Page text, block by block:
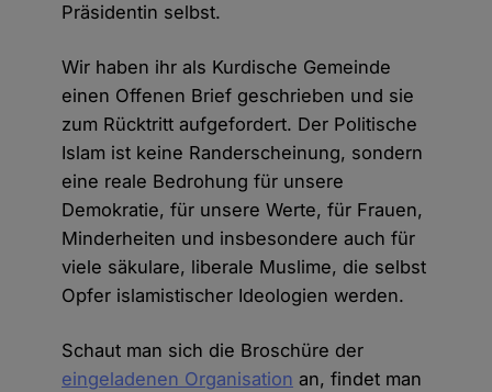
Präsidentin selbst.
Wir haben ihr als Kurdische Gemeinde
einen Offenen Brief geschrieben und sie
zum Rücktritt aufgefordert. Der Politische
Islam ist keine Randerscheinung, sondern
eine reale Bedrohung für unsere
Demokratie, für unsere Werte, für Frauen,
Minderheiten und insbesondere auch für
viele säkulare, liberale Muslime, die selbst
Opfer islamistischer Ideologien werden.
Schaut man sich die Broschüre der
eingeladenen Organisation an, findet man